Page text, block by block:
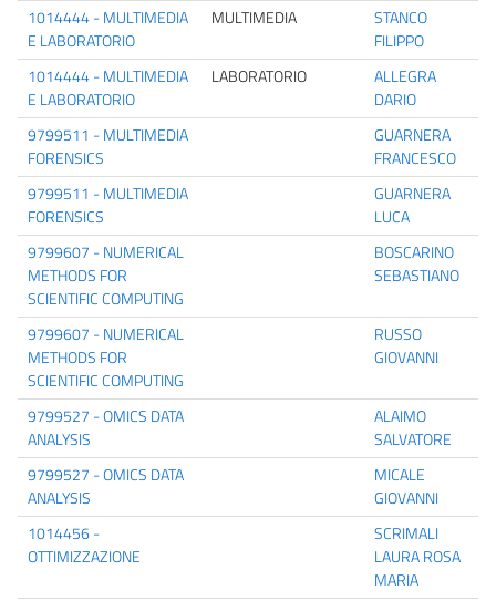
1014444 - MULTIMEDIA
E LABORATORIO
MULTIMEDIA
STANCO
FILIPPO
1014444 - MULTIMEDIA
E LABORATORIO
LABORATORIO
ALLEGRA
DARIO
9799511 - MULTIMEDIA
FORENSICS
GUARNERA
FRANCESCO
9799511 - MULTIMEDIA
FORENSICS
GUARNERA
LUCA
9799607 - NUMERICAL
METHODS FOR
SCIENTIFIC COMPUTING
BOSCARINO
SEBASTIANO
9799607 - NUMERICAL
METHODS FOR
SCIENTIFIC COMPUTING
RUSSO
GIOVANNI
9799527 - OMICS DATA
ANALYSIS
ALAIMO
SALVATORE
9799527 - OMICS DATA
ANALYSIS
MICALE
GIOVANNI
1014456 -
OTTIMIZZAZIONE
SCRIMALI
LAURA ROSA
MARIA